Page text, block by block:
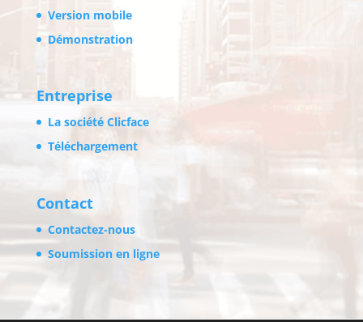
Version mobile
Démonstration
Entreprise
La société Clicface
Téléchargement
Contact
Contactez-nous
Soumission en ligne